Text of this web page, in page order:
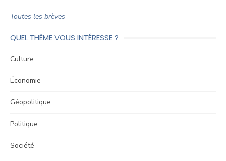
Toutes les brèves
QUEL THÈME VOUS INTÉRESSE ?
Culture
Économie
Géopolitique
Politique
Société